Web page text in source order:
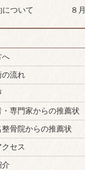
について ８
へ
の流れ
・専門家からの推薦状
骨院からの推薦状
セス
介